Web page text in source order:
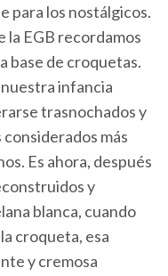
para los nostálgicos.
la EGB recordamos
base de croquetas.
infancia
trasnochados y
más
Es ahora, después
y
blanca, cuando
croqueta, esa
y cremosa